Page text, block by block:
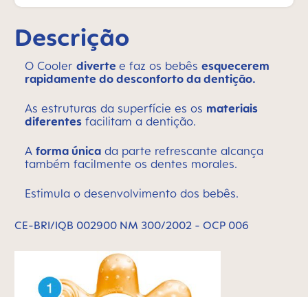
Descrição
O Cooler diverte e faz os bebês esquecerem
rapidamente do desconforto da dentição.
As estruturas da superfície es os materiais
diferentes facilitam a dentição.
A forma única da parte refrescante alcança
também facilmente os dentes morales.
Estimula o desenvolvimento dos bebês.
CE-BRI/IQB 002900 NM 300/2002 - OCP 006